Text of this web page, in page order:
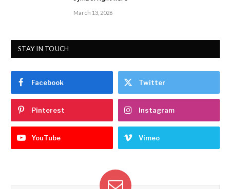
March 13, 2026
STAY IN TOUCH
Facebook Twitter
Pinterest Instagram
YouTube Vimeo